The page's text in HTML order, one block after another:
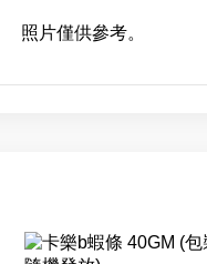
照片僅供參考。